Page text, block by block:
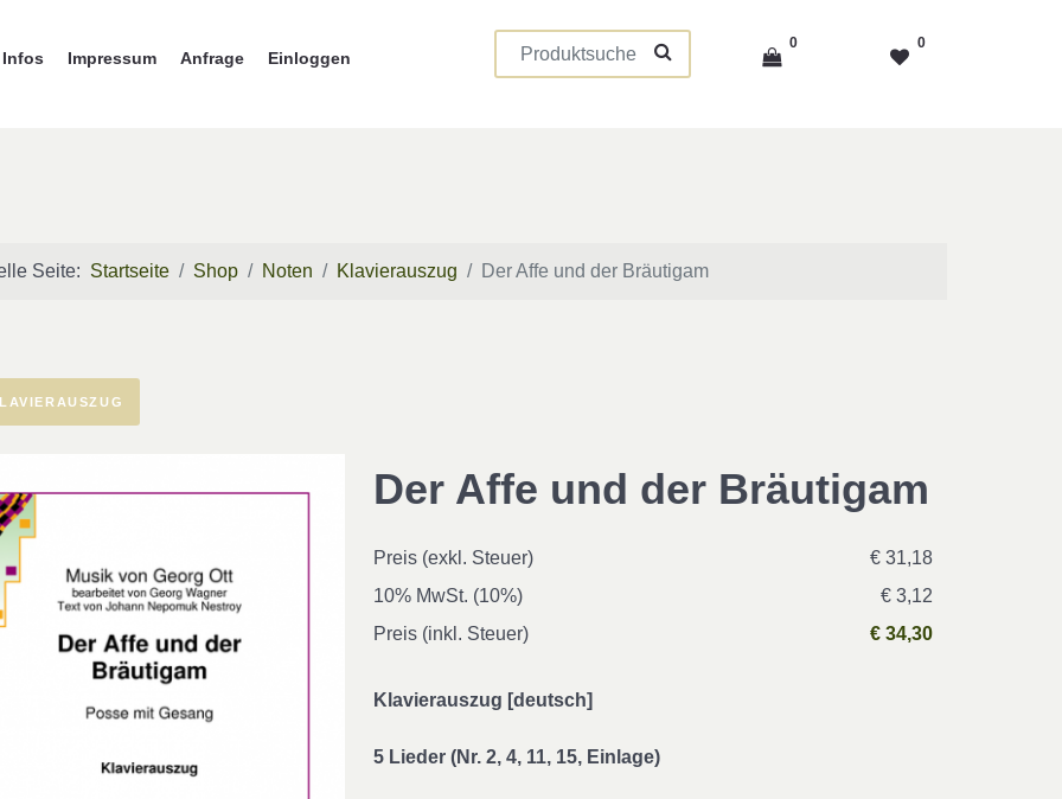
Infos Impressum Anfrage Einloggen
0 0
Seite: Startseite Shop Noten Klavierauszug Der Affe und der Bräutigam
Der Affe und der Bräutigam
Preis (exkl. Steuer)
€ 31,18
10% MwSt. (10%)
€ 3,12
Preis (inkl. Steuer)
€ 34,30
Klavierauszug [deutsch]
5 Lieder (Nr. 2, 4, 11, 15, Einlage)